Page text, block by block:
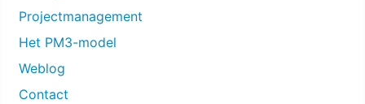
Projectmanagement
Het PM3-model
Weblog
Contact